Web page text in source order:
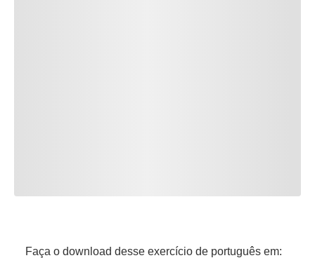
Faça o download desse exercício de português em: